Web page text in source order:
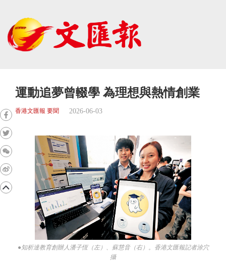
運動追夢曾輟學 為理想與熱情創業
香港文匯報 要聞 2026-06-03
●知析達教育創辦人潘子恆（左）、蘇慧音（右）。香港文匯報記者涂穴
攝